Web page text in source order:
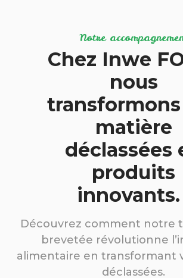
Notre
Chez Inwe
nous
matière
déclassées
produits
innovants.
Découvrez comment notre
brevetée révolutionne
alimentaire en transformant
déclassées.